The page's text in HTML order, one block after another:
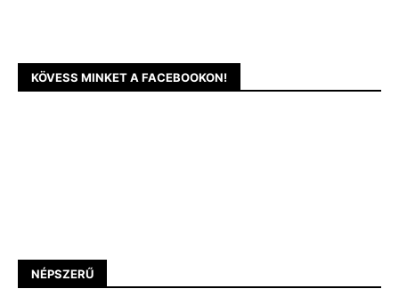
KÖVESS MINKET A FACEBOOKON!
NÉPSZERŰ